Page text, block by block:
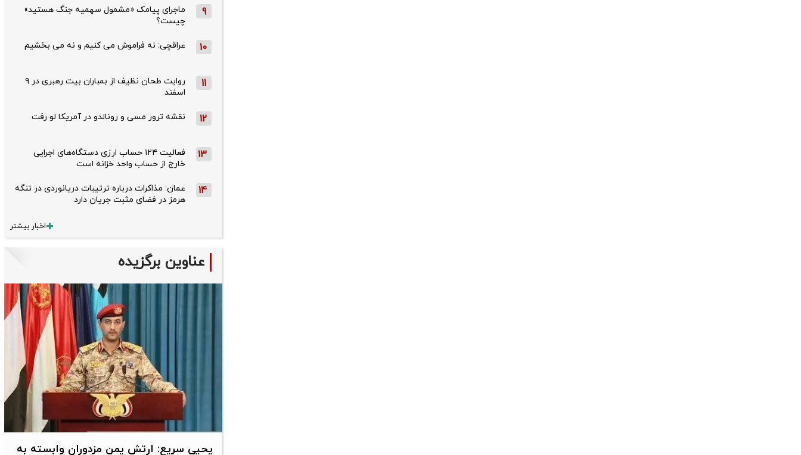
9
ماجرای پیامک «مشمول سهمیه جنگ هستید»
چیست؟
10 عراقچی: نه فراموش می کنیم و نه می بخشیم
11
روایت طحان‌ نظیف از بمباران بیت رهبری در ۹
اسفند
12 نقشه ترور مسی و رونالدو در آمریکا لو رفت
13
فعالیت ۱۲۴ حساب ارزی دستگاه‌های اجرایی
خارج از حساب واحد خزانه است
14
عمان: مذاکرات درباره ترتیبات دریانوردی در تنگه
هرمز در فضای مثبت جریان دارد
اخبار بیشتر
عناوین برگزیده
یحیی سریع: ارتش یمن مزدوران وابسته به